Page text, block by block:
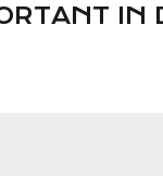
IN